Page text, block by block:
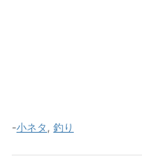
-小ネタ, 釣り